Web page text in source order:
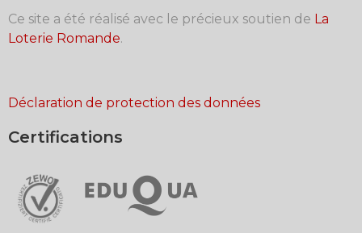
Ce site a été réalisé avec le précieux soutien de La
Loterie Romande.
Déclaration de protection des données
Certifications